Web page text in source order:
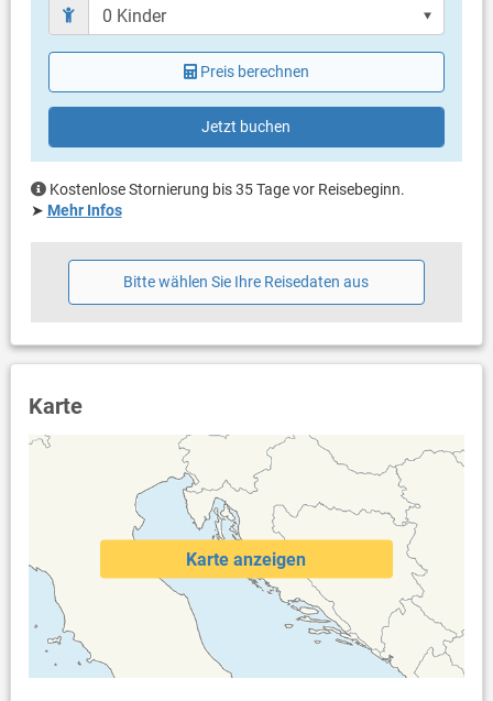
Weitere Informationen
Privater Parkplatz auf dem Grundstück
Haustier erlaubt (gegen Gebühr: 6.00 € pro Tag / pro
Klimaanlage im Preis inklusive
Bettwäsche vorhanden
Handtücher vorhanden
Internet per WLAN
Preis berechnen
Jetzt buchen
Kostenlose Stornierung bis 35 Tage vor Reisebeginn.
➤ Mehr Infos
Bitte wählen Sie Ihre Reisedaten aus
Karte
Karte anzeigen